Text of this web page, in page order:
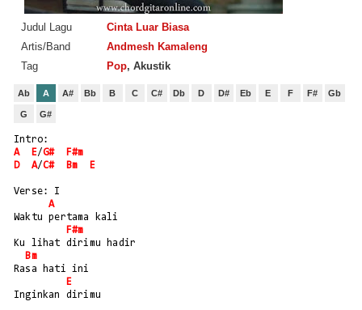
Judul Lagu
Cinta Luar Biasa
Artis/Band
Andmesh Kamaleng
Tag
Pop, Akustik
Ab A A# Bb B C C# Db D D# Eb E F F# Gb
G G#
Intro:
A
E/G#
F#m
D
A/C# Bm E
Verse: I
A
Waktu pertama kali
F#m
Ku lihat dirimu hadir
Bm
Rasa hati ini
E
Inginkan dirimu